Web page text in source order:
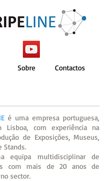
é uma empresa portuguesa,
Lisboa, com experiência na
de Exposições, Museus,
Stands.
equipa multidisciplinar de
com mais de 20 anos de
sector.
Sobre Contactos